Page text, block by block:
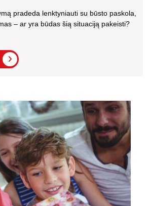
– ar yra būdas šią situaciją pakeisti?
Pilnas
Straipsnis
idėjos
be
ilgų
kalbų